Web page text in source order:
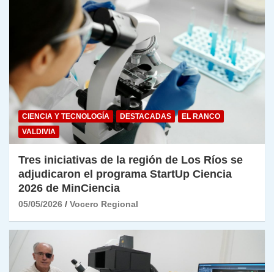
CIENCIA Y TECNOLOGÍA DESTACADAS
EL RANCO
VALDIVIA
Tres iniciativas de la región de Los Ríos se
adjudicaron el programa StartUp Ciencia
2026 de MinCiencia
05/05/2026 Vocero Regional